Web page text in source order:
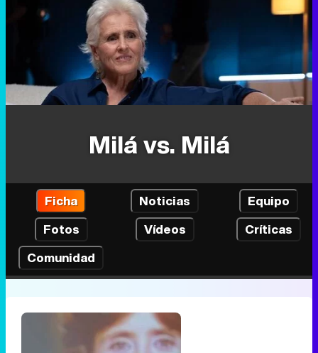
Milá vs. Milá
Ficha Noticias
Equipo
Fotos
Vídeos
Críticas
Comunidad